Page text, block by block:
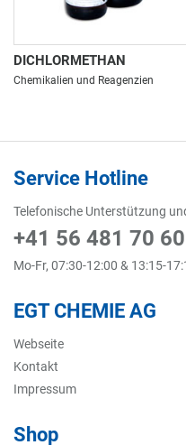
DICHLORMETHAN
Chemikalien und Reagenzien
Service Hotline
Telefonische Unterstützung
+41 56 481 70 60
Mo-Fr, 07:30-12:00 & 13:15-
EGT CHEMIE AG
Webseite
Kontakt
Impressum
Shop